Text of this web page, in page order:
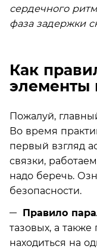
сердечного
фаза задержки
Как
элементы
Пожалуй,
Во время
первый взгляд
связки,
надо беречь.
безопасности.
Правило
тазовых, а
находиться на